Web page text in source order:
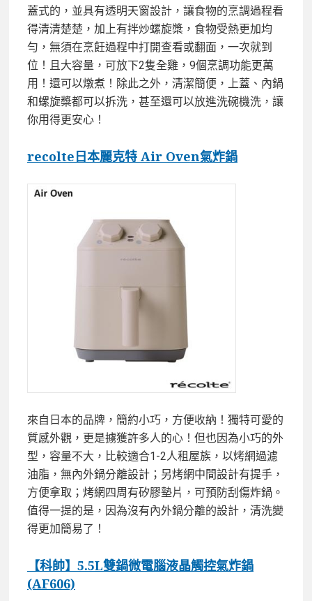
蓋式的，並具有透明天窗設計，讓食物的烹調過程看
得清清楚楚，加上有拌炒螺旋槳，食物受熱更加均
勻，無須在烹飪過程中打開查看或翻面，一次就到
位！且大容量，可放下2隻全雞，9個烹調功能更萬
用！還可以燉煮！除此之外，清潔簡便， 上蓋、內鍋
和螺旋槳都可以拆洗，甚至還可以放進洗碗機洗，讓
你用得更安心！
recolte日本麗克特 Air Oven氣炸鍋
來自日本的品牌，簡約小巧，方便收納！獨特可愛的
質感外觀，更是擄獲許多人的心！但也因為小巧的外
型，容量不大，比較適合1-2人租屋族， 以烤網過濾
油脂，無內外鍋分離設計；另烤網中間設計有提手，
方便拿取；烤網四周有矽膠墊片，可預防刮傷炸鍋。
值得一提的是，因為沒有內外鍋分離的設計，清洗變
得更加簡易了！
【科帥】5.5L雙鍋微電腦液晶觸控氣炸鍋
(AF606)